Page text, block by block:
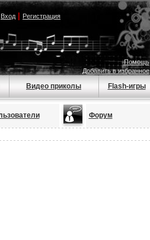
Вход| Регистрация
Помощь
Добавить в избранное
Видео приколы Flash-игры
Форум